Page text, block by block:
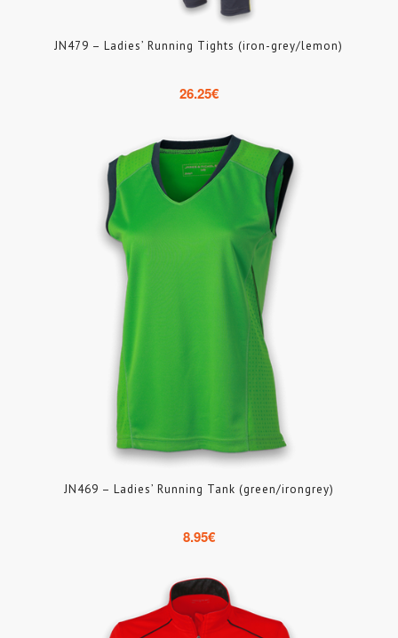
JN479 – Ladies’ Running Tights (iron-grey/lemon)
26.25€
JN469 – Ladies’ Running Tank (green/irongrey)
8.95€